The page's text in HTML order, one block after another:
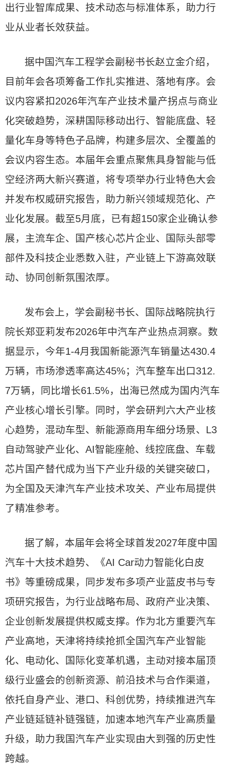
出行业智库成果、技术动态与标准体系，助力行
业从业者长效获益。
据中国汽车工程学会副秘书长赵立金介绍，
目前年会各项筹备工作扎实推进、落地有序。会
议内容紧扣2026年汽车产业技术量产拐点与商业
化突破趋势，深耕国际移动出行、智能底盘、轻
量化车身等特色子品牌，构建多层次、全覆盖的
会议内容生态。本届年会重点聚焦具身智能与低
空经济两大新兴赛道，将专项举办行业特色大会
并发布权威研究报告，助力新兴领域规范化、产
业化发展。截至5月底，已有超150家企业确认参
展，主流车企、国产核心芯片企业、国际头部零
部件及科技企业悉数入驻，产业链上下游高效联
动、协同创新氛围浓厚。
发布会上，学会副秘书长、国际战略院执行
院长郑亚莉发布2026年中汽车产业热点洞察。数
据显示，今年1-4月我国新能源汽车销量达430.4
万辆，市场渗透率高达45%；汽车整车出口312.
7万辆，同比增长61.5%，出海已然成为国内汽车
产业核心增长引擎。同时，学会研判六大产业核
心趋势，混动车型、新能源商用车细分场景、L3
自动驾驶产业化、AI智能座舱、线控底盘、车载
芯片国产替代成为当下产业升级的关键突破口，
为全国及天津汽车产业技术攻关、产业布局提供
了精准参考。
据了解，本届年会将全球首发2027年度中国
汽车十大技术趋势、《AI Car动力智能化白皮
书》等重磅成果，同步发布多项产业蓝皮书与专
项研究报告，为行业战略布局、政府产业决策、
企业创新发展提供权威支撑。作为北方重要汽车
产业高地，天津将持续抢抓全国汽车产业智能
化、电动化、国际化变革机遇，主动对接本届顶
级行业盛会的创新资源、前沿技术与合作渠道，
依托自身产业、港口、科创优势，持续推进汽车
产业链延链补链强链，加速本地汽车产业高质量
升级，助力我国汽车产业实现由大到强的历史性
跨越。